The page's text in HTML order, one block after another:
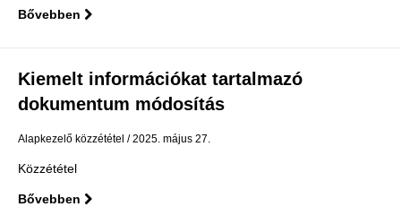
Bővebben
Kiemelt információkat tartalmazó
dokumentum módosítás
Alapkezelő közzététel 2025. május 27.
Közzététel
Bővebben